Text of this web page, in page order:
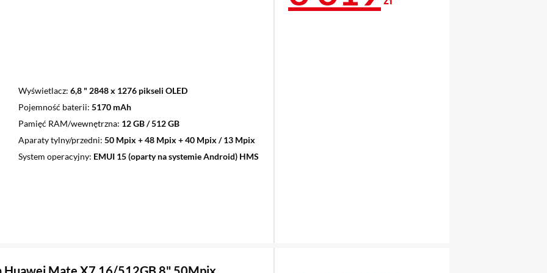
Wyświetlacz 6,8 " 2848 x 1276 pikseli OLED
Pojemność baterii 5170 mAh
Pamięć RAM/wewnętrzna 12 GB / 512 GB
Aparaty tylny/przedni 50 Mpix + 48 Mpix + 40 Mpix / 13 Mpix
System operacyjny EMUI 15 (oparty na systemie Android) HMS